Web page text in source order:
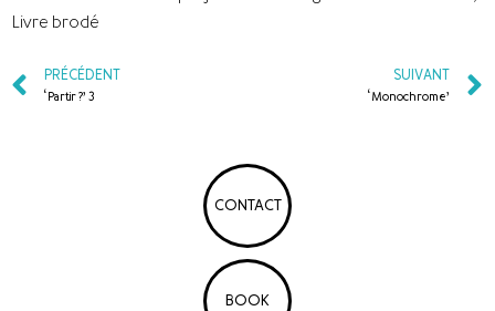
Livre brodé
PRÉCÉDENT
‘Partir ?’ 3
SUIVANT
‘Monochrome’
CONTACT
BOOK